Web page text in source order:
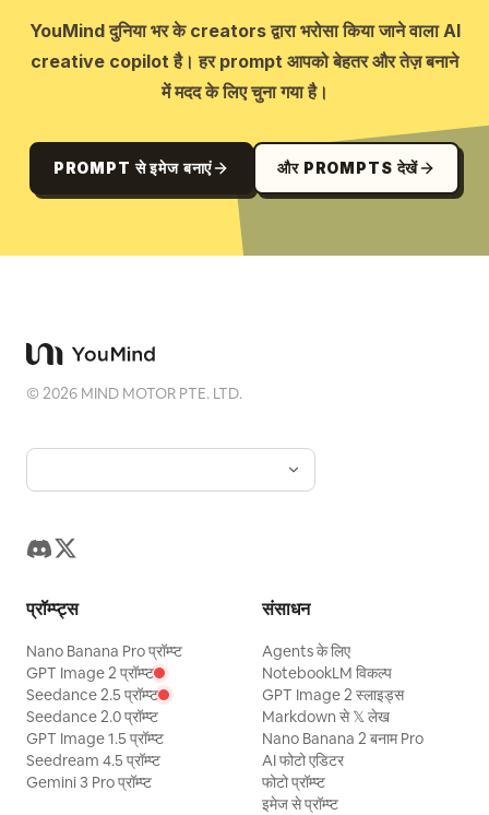
YouMind दुनिया भर के creators द्वारा भरोसा किया जाने वाला AI
creative copilot है। हर prompt आपको बेहतर और तेज़ बनाने
में मदद के लिए चुना गया है।
PROMPT से इमेज बनाएं और PROMPTS देखें
©2026 MIND MOTOR PTE. LTD.
प्रॉम्प्ट्स
Nano Banana Pro प्रॉम्प्ट
GPT Image 2 प्रॉम्प्ट
Seedance 2.5 प्रॉम्प्ट
Seedance 2.0 प्रॉम्प्ट
GPT Image 1.5 प्रॉम्प्ट
Seedream 4.5 प्रॉम्प्ट
Gemini 3 Pro प्रॉम्प्ट
संसाधन
Agents के लिए
NotebookLM विकल्प
GPT Image 2 स्लाइड्स
Markdown से 𝕏 लेख
Nano Banana 2 बनाम Pro
AI फोटो एडिटर
फोटो प्रॉम्प्ट
इमेज से प्रॉम्प्ट